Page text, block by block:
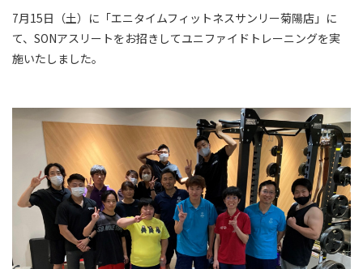
7月15日（土）に「エニタイムフィットネスサンリー菊陽店」に
て、SONアスリートをお招きしてユニファイドトレーニングを実
施いたしました。